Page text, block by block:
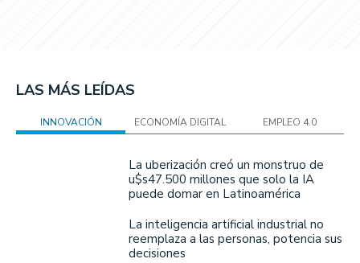
LAS MÁS LEÍDAS
INNOVACIÓN ECONOMÍA DIGITAL EMPLEO 4.0
La uberización creó un monstruo de
u$s47.500 millones que solo la IA
puede domar en Latinoamérica
La inteligencia artificial industrial no
reemplaza a las personas, potencia sus
decisiones